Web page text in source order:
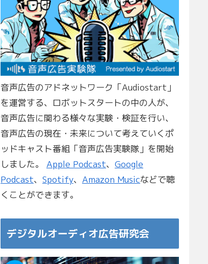
音声広告のアドネットワーク「Audiostart」
を運営する、ロボットスタートの中の人が、
音声広告に関わる様々な実験・検証を行い、
音声広告の現在・未来について考えていくポ
ッドキャスト番組「音声広告実験隊」を開始
しました。 Apple Podcast、 Google
Podcast、 Spotify、 Amazon Musicなどで聴
くことができます。
デジタルオーディオ広告研究会